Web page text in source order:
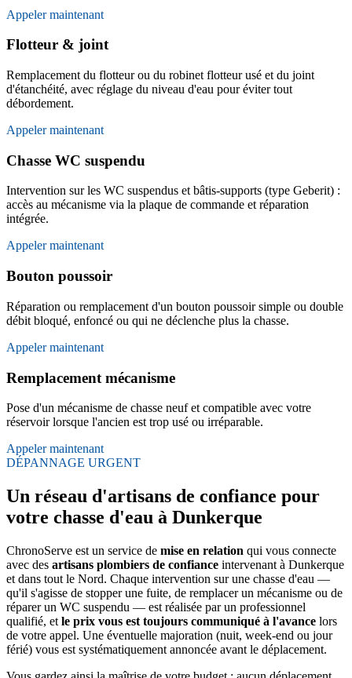
Appeler maintenant
Flotteur & joint
Remplacement du flotteur ou du robinet flotteur usé et du joint
d'étanchéité, avec réglage du niveau d'eau pour éviter tout
débordement.
Appeler maintenant
Chasse WC suspendu
Intervention sur les WC suspendus et bâtis-supports (type Geberit) :
accès au mécanisme via la plaque de commande et réparation
intégrée.
Appeler maintenant
Bouton poussoir
Réparation ou remplacement d'un bouton poussoir simple ou double
débit bloqué, enfoncé ou qui ne déclenche plus la chasse.
Appeler maintenant
Remplacement mécanisme
Pose d'un mécanisme de chasse neuf et compatible avec votre
réservoir lorsque l'ancien est trop usé ou irréparable.
Appeler maintenant
DÉPANNAGE URGENT
Un réseau d'artisans de confiance pour
votre chasse d'eau à Dunkerque
ChronoServe est un service de mise en relation qui vous connecte
avec des artisans plombiers de confiance intervenant à Dunkerque
et dans tout le Nord. Chaque intervention sur une chasse d'eau —
qu'il s'agisse de stopper une fuite, de remplacer un mécanisme ou de
réparer un WC suspendu — est réalisée par un professionnel
qualifié, et le prix vous est toujours communiqué à l'avance lors
de votre appel. Une éventuelle majoration (nuit, week-end ou jour
férié) vous est systématiquement annoncée avant le déplacement.